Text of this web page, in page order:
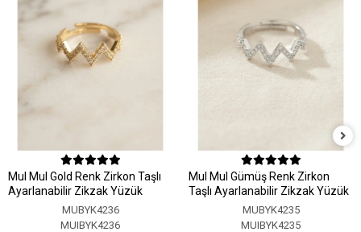
MuI MuI Gold Renk Zirkon Taşlı
Ayarlanabilir Zikzak Yüzük
MUBYK4236
MUIBYK4236
MuI MuI Gümüş Renk Zirkon
Taşlı Ayarlanabilir Zikzak Yüzük
MUBYK4235
MUIBYK4235